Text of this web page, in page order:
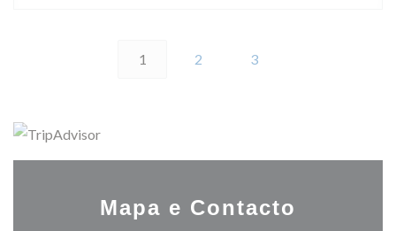
1 2 3
Mapa e Contacto